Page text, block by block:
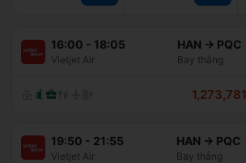
16:00 - 18:05
Vietjet Air
HAN → PQC
Bay thẳng
1,273,781
19:50 - 21:55
Vietjet Air
HAN → PQC
Bay thẳng